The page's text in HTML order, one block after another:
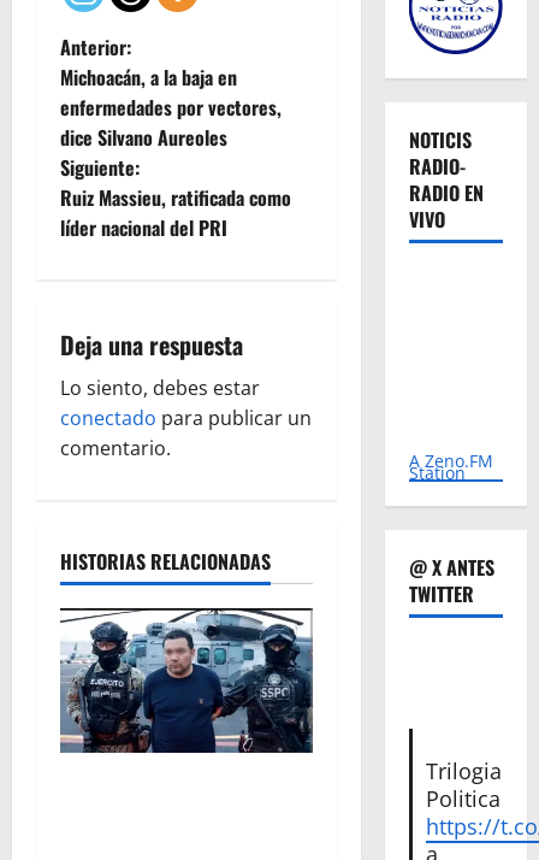
N
a
v
e
c
i
ó
d
e
e
n
t
Anterior:
Michoacán, a la baja en
enfermedades por vectores,
dice Silvano Aureoles
Siguiente:
Ruiz Massieu, ratificada como
líder nacional del PRI
Deja una respuesta
Lo siento, debes estar
conectado para publicar un
comentario.
HISTORIAS RELACIONADAS
NOTICIS
RADIO-
RADIO EN
VIVO
A Zeno.FM
Station
@ X ANTES
TWITTER
Trilogia
Politica
https://